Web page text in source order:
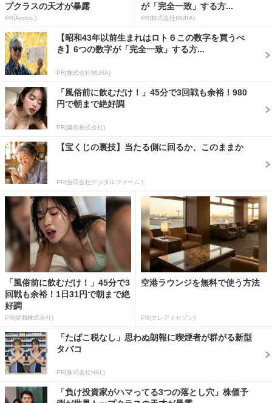
プクラスの天才が暴露
PR(Acoco.)
が「完全一致」する方...
PR(株式会社MURA)
【昭和43年以前生まれはロト６この数字を買うべ
き】6つの数字が「完全一致」する方...
PR(株式会社MURA)
「風俗前に飲むだけ！」45分で3回戦も余裕！980
円で朝まで絶好調
PR(健商株式会社)
【宝くじの裏技】当たる側に回るか、このままか
PR(合同会社デジタルファーム )
「風俗前に飲むだけ！」45分で3
回戦も余裕！1日31円で朝まで絶
好調
PR(健商株式会社)
空港ラウンジを無料で使う方法
PR(クレディセゾン)
「たばこ税なし」思わぬ朗報に喫煙者が群がる新型
タバコ
PR(株式会社HAL)
「負け投資家がハマってる3つの落とし穴」株価予